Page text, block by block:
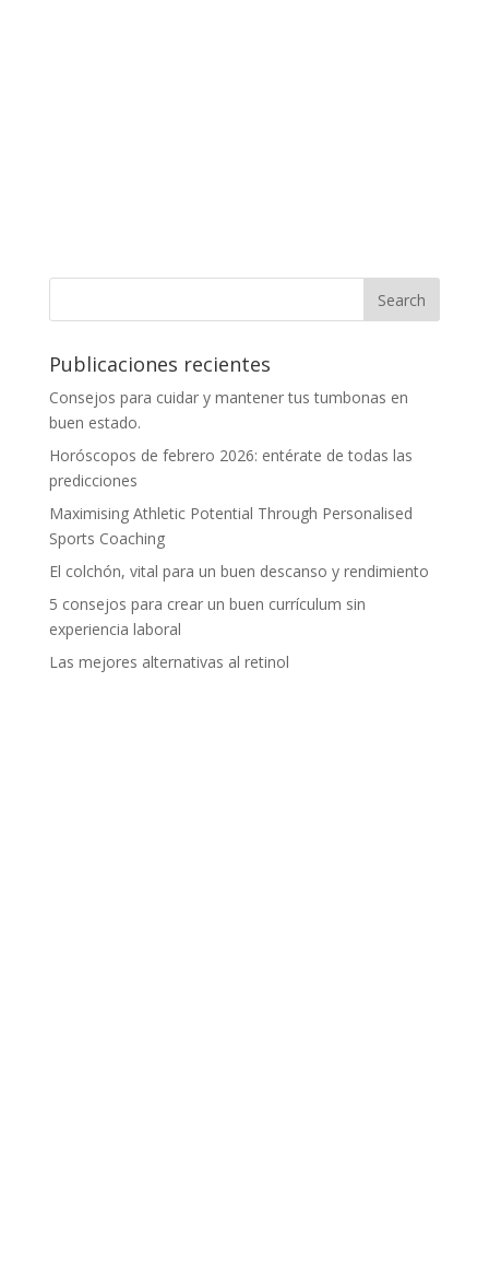
Publicaciones recientes
Consejos para cuidar y mantener tus tumbonas en
buen estado.
Horóscopos de febrero 2026: entérate de todas las
predicciones
Maximising Athletic Potential Through Personalised
Sports Coaching
El colchón, vital para un buen descanso y rendimiento
5 consejos para crear un buen currículum sin
experiencia laboral
Las mejores alternativas al retinol